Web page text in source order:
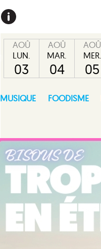
AOÛ
LUN.
03
AOÛ
MAR.
04
AOÛ
MER.
05
MUSIQUE FOODISME